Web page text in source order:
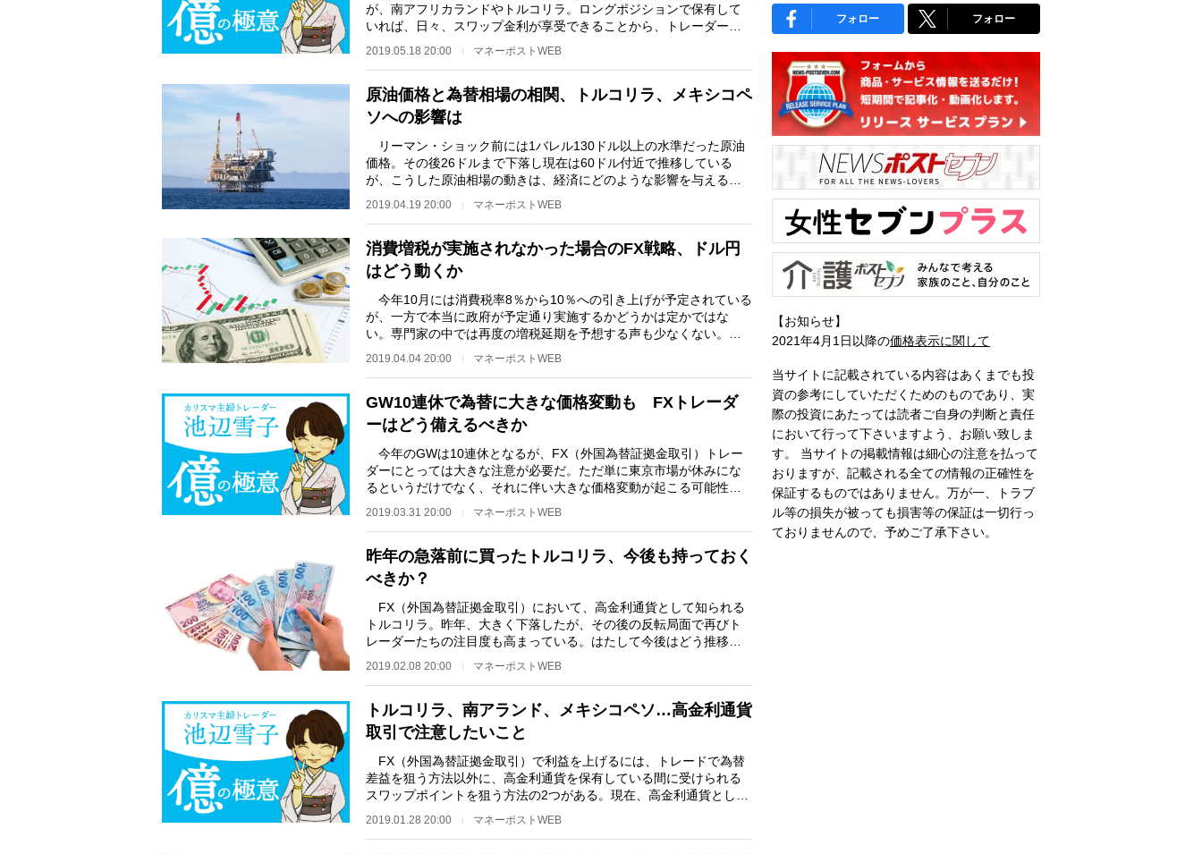
が、南アフリカランドやトルコリラ。ロングポジションで保有して
いれば、日々、スワップ金利が享受できることから、トレーダーの
2019.05.18 20:00 マネーポストWEB
原油価格と為替相場の相関、トルコリラ、メキシコペ
ソへの影響は
リーマン・ショック前には1バレル130ドル以上の水準だった原油
価格。その後26ドルまで下落し現在は60ドル付近で推移している
が、こうした原油相場の動きは、経済にどのような影響を与えるの
2019.04.19 20:00 マネーポストWEB
消費増税が実施されなかった場合のFX戦略、ドル円
はどう動くか
今年10月には消費税率8％から10％への引き上げが予定されている
が、一方で本当に政府が予定通り実施するかどうかは定かではな
い。専門家の中では再度の増税延期を予想する声も少なくない。そ
2019.04.04 20:00 マネーポストWEB
GW10連休で為替に大きな価格変動も FXトレーダ
ーはどう備えるべきか
今年のGWは10連休となるが、FX（外国為替証拠金取引）トレー
ダーにとっては大きな注意が必要だ。ただ単に東京市場が休みにな
るというだけでなく、それに伴い大きな価格変動が起こる可能性も
2019.03.31 20:00 マネーポストWEB
昨年の急落前に買ったトルコリラ、今後も持っておく
べきか？
FX（外国為替証拠金取引）において、高金利通貨として知られる
トルコリラ。昨年、大きく下落したが、その後の反転局面で再びト
レーダーたちの注目度も高まっている。はたして今後はどう推移す
2019.02.08 20:00 マネーポストWEB
トルコリラ、南アランド、メキシコペソ…高金利通貨
取引で注意したいこと
FX（外国為替証拠金取引）で利益を上げるには、トレードで為替
差益を狙う方法以外に、高金利通貨を保有している間に受けられる
スワップポイントを狙う方法の2つがある。現在、高金利通貨として
2019.01.28 20:00 マネーポストWEB
フォロー フォロー
【お知らせ】
2021年4月1日以降の価格表示に関して
当サイトに記載されている内容はあくまでも投
資の参考にしていただくためのものであり、実
際の投資にあたっては読者ご自身の判断と責任
において行って下さいますよう、お願い致しま
す。 当サイトの掲載情報は細心の注意を払って
おりますが、記載される全ての情報の正確性を
保証するものではありません。万が一、トラブ
ル等の損失が被っても損害等の保証は一切行っ
ておりませんので、予めご了承下さい。